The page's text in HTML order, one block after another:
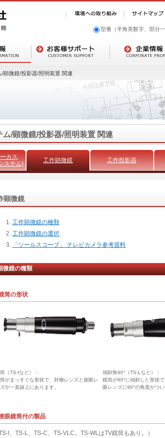
型番（半角英数字、部分一
/顕微鏡/投影器/照明装置 関連
ム/顕微鏡/投影器/照明装置 関連
カス
ステム)
工作顕微鏡 工作投影器
顕微鏡
工作顕微鏡の種類
工作顕微鏡の選択
「ツールスコープ」 テレビカメラ参考資料
微鏡の種類
筒の形状
（TS-Iなど）：
がまっすぐな形状で、対物レンズと接眼レ
が一直線上にあります。
傾斜角90°（TS-Lなど）：
鏡筒が90°に傾斜した形状
眼レンズに90°の角度がつい
眼鏡筒付の製品
I、TS-L、TS-C、TS-VLC。TS-WLはTV鏡筒もあり。）